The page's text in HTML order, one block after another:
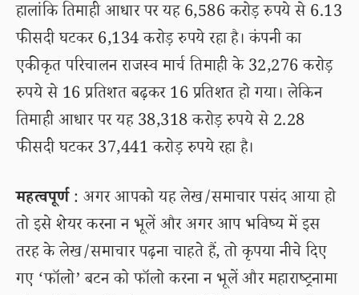
हालांकि तिमाही आधार पर यह 6,586 करोड़ रुपये से 6.13
फीसदी घटकर 6,134 करोड़ रुपये रहा है। कंपनी का
एकीकृत परिचालन राजस्व मार्च तिमाही के 32,276 करोड़
रुपये से 16 प्रतिशत बढ़कर 16 प्रतिशत हो गया। लेकिन
तिमाही आधार पर यह 38,318 करोड़ रुपये से 2.28
फीसदी घटकर 37,441 करोड़ रुपये रहा है।
महत्वपूर्ण: अगर आपको यह लेख/समाचार पसंद आया हो
तो इसे शेयर करना न भूलें और अगर आप भविष्य में इस
तरह के लेख/समाचार पढ़ना चाहते हैं, तो कृपया नीचे दिए
गए ‘फॉलो’ बटन को फॉलो करना न भूलें और महाराष्ट्रनामा